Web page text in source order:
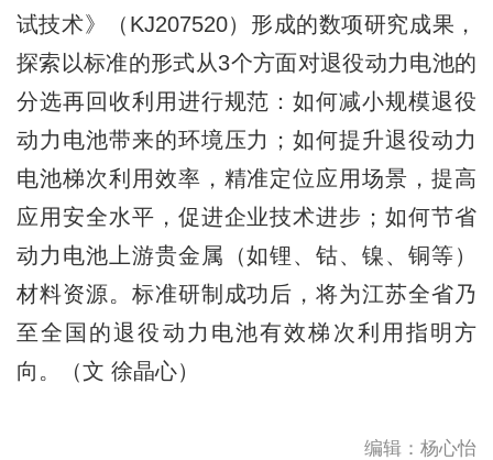
试技术》（KJ207520）形成的数项研究成果，
探索以标准的形式从3个方面对退役动力电池的
分选再回收利用进行规范：如何减小规模退役
动力电池带来的环境压力；如何提升退役动力
电池梯次利用效率，精准定位应用场景，提高
应用安全水平，促进企业技术进步；如何节省
动力电池上游贵金属（如锂、钴、镍、铜等）
材料资源。标准研制成功后，将为江苏全省乃
至全国的退役动力电池有效梯次利用指明方
向。（文 徐晶心）
编辑：杨心怡